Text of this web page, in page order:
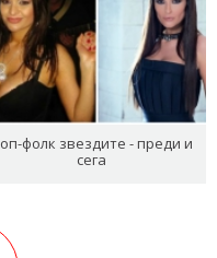
фолк звездите - преди и
сега